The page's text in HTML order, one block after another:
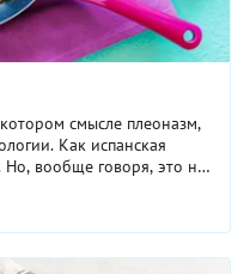
смысле плеоназм,
Как испанская
Но, вообще говоря, это не
Ближнем Востоке, в
мигрировала в Израиль и
чем фалафель